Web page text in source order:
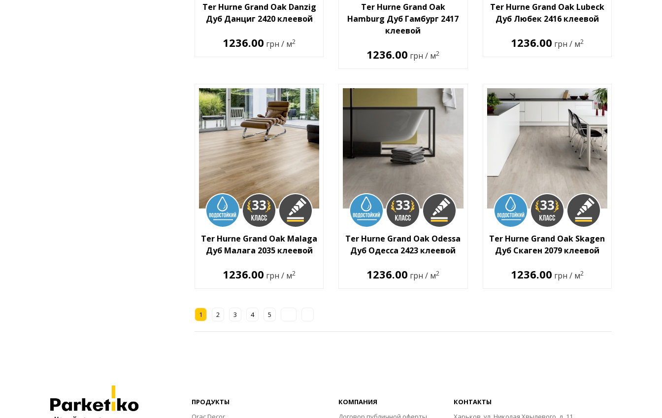
Ter Hurne Grand Oak Danzig
Дуб Данциг 2420 клеевой
1236.00 грн / м2
Ter Hurne Grand Oak
Hamburg Дуб Гамбург 2417
клеевой
1236.00 грн / м2
Ter Hurne Grand Oak Lubeck
Дуб Любек 2416 клеевой
1236.00 грн / м2
Ter Hurne Grand Oak Malaga
Дуб Малага 2035 клеевой
1236.00 грн / м2
Ter Hurne Grand Oak Odessa
Дуб Одесса 2423 клеевой
1236.00 грн / м2
Ter Hurne Grand Oak Skagen
Дуб Скаген 2079 клеевой
1236.00 грн / м2
1 2 3 4 5
ПРОДУКТЫ
КОМПАНИЯ
КОНТАКТЫ